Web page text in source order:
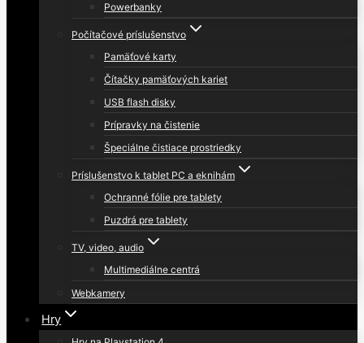
Powerbanky
Počítačové príslušenstvo
Pamäťové karty
Čítačky pamäťových kariet
USB flash disky
Prípravky na čistenie
Špeciálne čistiace prostriedky
Príslušenstvo k tablet PC a eknihám
Ochranné fólie pre tablety
Puzdrá pre tablety
TV, video, audio
Multimediálne centrá
Webkamery
Hry